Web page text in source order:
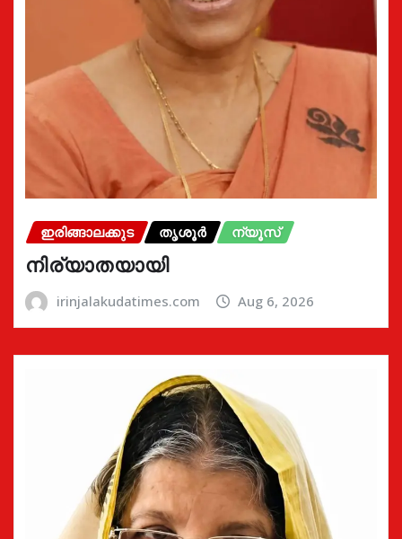
ഇരിങ്ങാലക്കുട തൃശൂർ ന്യൂസ്
നിര്യാതയായി
irinjalakudatimes.com Aug 6, 2026